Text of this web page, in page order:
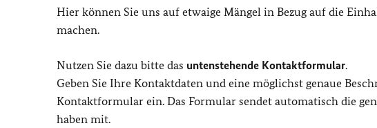
Hier können Sie uns auf etwaige Mängel in Bezug auf die
machen.
Nutzen Sie dazu bitte das untenstehende Kontaktformular.
Geben Sie Ihre Kontaktdaten und eine möglichst genaue
Kontaktformular ein. Das Formular sendet automatisch die
haben mit.